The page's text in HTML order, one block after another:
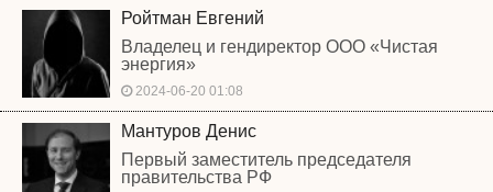
Ройтман Евгений
Владелец и гендиректор ООО «Чистая
энергия»
2024-06-20 01:08
Мантуров Денис
Первый заместитель председателя
правительства РФ